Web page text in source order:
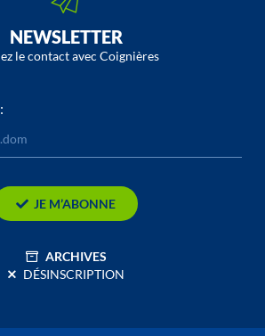
NEWSLETTER
le contact avec Coignières
JE M’ABONNE
ARCHIVES
DÉSINSCRIPTION